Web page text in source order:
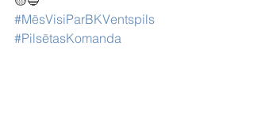
#MēsVisiParBKVentspils
#PilsētasKomanda